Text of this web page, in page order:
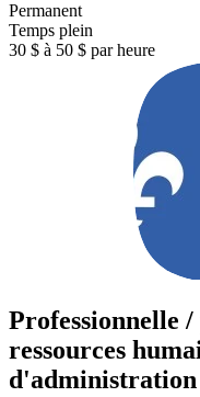
Permanent
Temps plein
30 $ à 50 $ par heure
Professionnelle
ressources
d'administration